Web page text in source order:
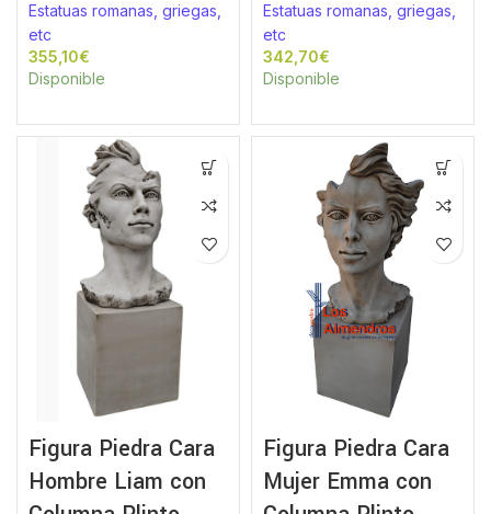
Estatuas romanas, griegas,
etc
€
Disponible
Estatuas romanas, griegas,
etc
€
Disponible
Figura Piedra Cara
Hombre Liam con
Figura Piedra Cara
Mujer Emma con